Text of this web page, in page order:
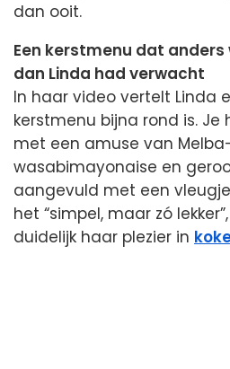
dan ooit.
Een kerstmenu dat
dan Linda had verwacht
In haar video vertelt Linda
kerstmenu bijna rond is. Je
met een amuse van
wasabimayonaise en
aangevuld met een
het “simpel, maar zó
duidelijk haar plezier in